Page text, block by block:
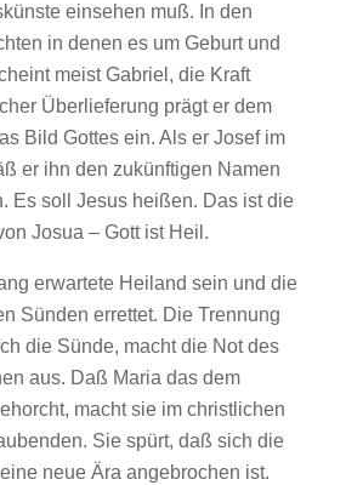
einsehen muß. In den
in denen es um Geburt und
meist Gabriel, die Kraft
Überlieferung prägt er dem
Bild Gottes ein. Als er Josef im
er ihn den zukünftigen Namen
Es soll Jesus heißen. Das ist die
Josua – Gott ist Heil.
erwartete Heiland sein und die
Sünden errettet. Die Trennung
die Sünde, macht die Not des
aus. Daß Maria das dem
macht sie im christlichen
Sie spürt, daß sich die
neue Ära angebrochen ist.